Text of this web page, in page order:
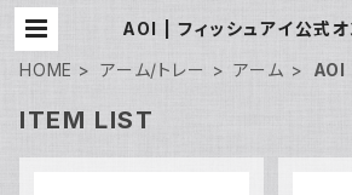
AOI | フィッシュアイ公式オ
HOME
アーム/トレー アーム AOI
ITEM LIST